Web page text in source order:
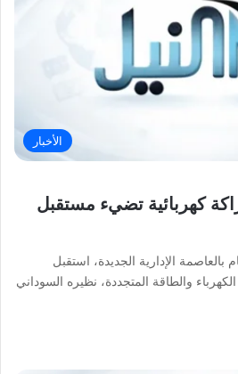
الأخبار
كهربائية تضيء مستقبل
الإدارية الجديدة، استقبل
والطاقة المتجددة، نظيره السوداني